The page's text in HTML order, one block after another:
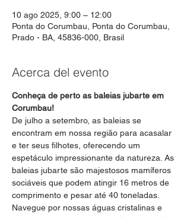
10 ago 2025, 9:00 – 12:00
Ponta do Corumbau, Ponta do Corumbau,
Prado - BA, 45836-000, Brasil
Acerca del evento
Conheça de perto as baleias jubarte em
Corumbau!
De julho a setembro, as baleias se
encontram em nossa região para acasalar
e ter seus filhotes, oferecendo um
espetáculo impressionante da natureza. As
baleias jubarte são majestosos mamíferos
sociáveis que podem atingir 16 metros de
comprimento e pesar até 40 toneladas.
Navegue por nossas águas cristalinas e